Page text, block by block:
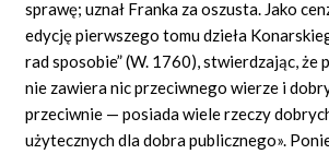
sprawę; uznał Franka za oszusta. Jako
edycję pierwszego tomu dzieła
rad sposobie” (W. 1760), stwierdzając, że
nie zawiera nic przeciwnego wierze i
przeciwnie — posiada wiele rzeczy
użytecznych dla dobra publicznego».